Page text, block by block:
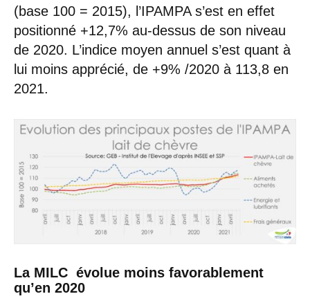
(base 100 = 2015), l’IPAMPA s’est en effet
positionné +12,7% au-dessus de son niveau
de 2020. L’indice moyen annuel s’est quant à
lui moins apprécié, de +9% /2020 à 113,8 en
2021.
La MILC évolue moins favorablement
qu’en 2020